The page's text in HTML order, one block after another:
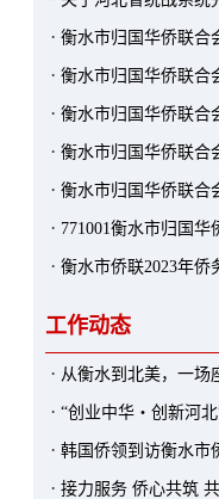
人的公示
· 衡水市归国华侨联合
· 衡水市归国华侨联合
· 衡水市归国华侨联合
· 衡水市归国华侨联合
· 衡水市归国华侨联合
· 771001衡水市归国
· 衡水市侨联2023年侨
工作动态
· 从衡水到北美，一场
· “创业中华・创新河
助千企万品出海”系列
· 韩国侨领到访衡水市
· 接力服务 侨心共筑